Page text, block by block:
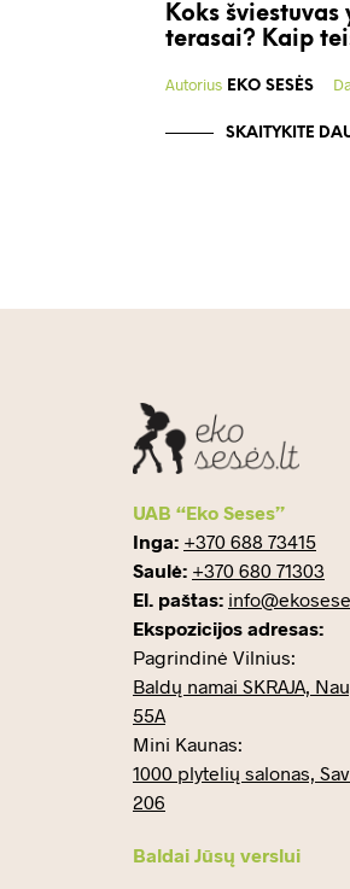
Koks
terasai? Kaip
Autorius EKO SESĖS
SKAITYKITE
UAB “Eko Seses”
Inga: +370 688 73415
Saulė: +370 680 71303
El. paštas:
Ekspozicijos adresas:
Pagrindinė Vilnius:
Baldų namai SKRAJA,
55A
Mini Kaunas:
1000 plytelių salonas,
206
Baldai Jūsų verslui